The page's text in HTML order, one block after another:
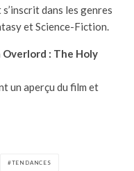
dans les genres
et Science-Fiction.
Overlord : The Holy
un aperçu du film et
TENDANCES